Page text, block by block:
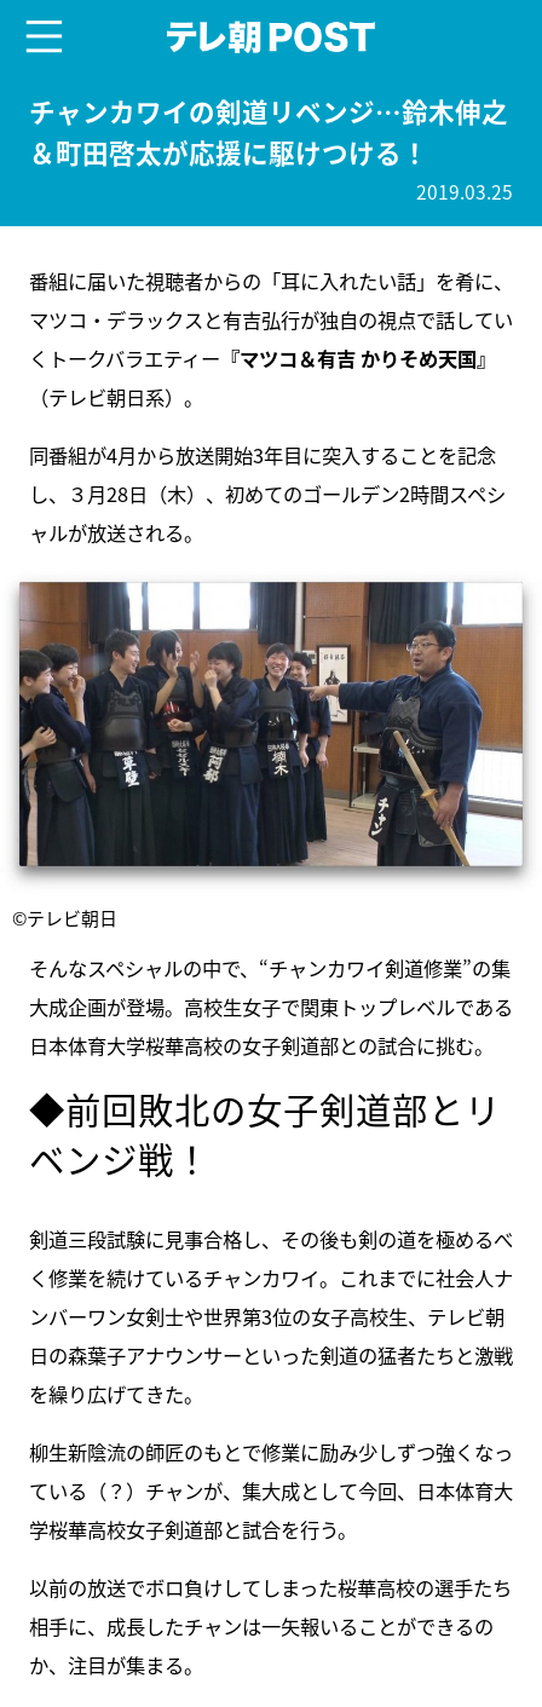
チャンカワイの剣道リベンジ…鈴木伸之
＆町田啓太が応援に駆けつける！
2019.03.25
番組に届いた視聴者からの「耳に入れたい話」を肴に、
マツコ・デラックスと有吉弘行が独自の視点で話してい
くトークバラエティー 『マツコ＆有吉 かりそめ天国』
（テレビ朝日系）。
同番組が4月から放送開始3年目に突入することを記念
し、３月28日（木）、初めてのゴールデン2時間スペシ
ャルが放送される。
©テレビ朝日
そんなスペシャルの中で、“チャンカワイ剣道修業”の集
大成企画が登場。高校生女子で関東トップレベルである
日本体育大学桜華高校の女子剣道部との試合に挑む。
◆前回敗北の女子剣道部とリ
ベンジ戦！
剣道三段試験に見事合格し、その後も剣の道を極めるべ
く修業を続けているチャンカワイ。これまでに社会人ナ
ンバーワン女剣士や世界第3位の女子高校生、テレビ朝
日の森葉子アナウンサーといった剣道の猛者たちと激戦
を繰り広げてきた。
柳生新陰流の師匠のもとで修業に励み少しずつ強くなっ
ている（？）チャンが、集大成として今回、日本体育大
学桜華高校女子剣道部と試合を行う。
以前の放送でボロ負けしてしまった桜華高校の選手たち
相手に、成長したチャンは一矢報いることができるの
か、注目が集まる。